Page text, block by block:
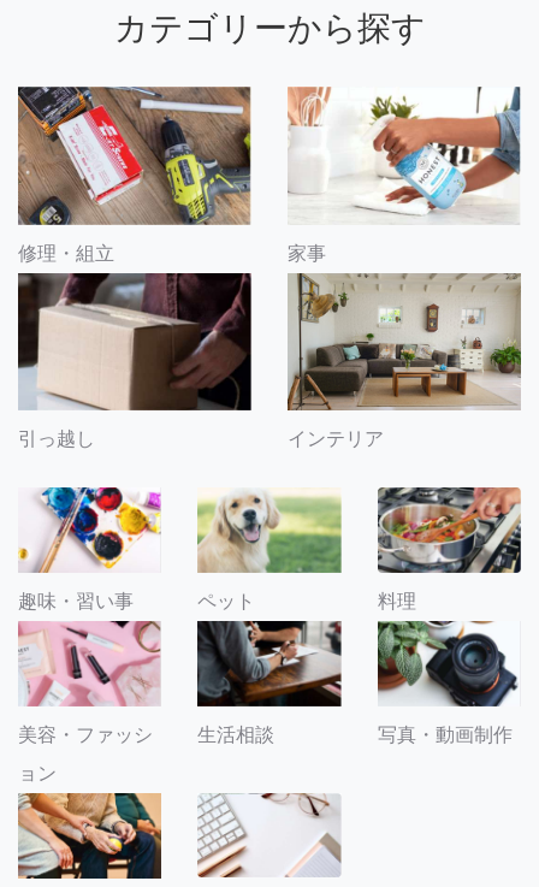
カテゴリーから探す
修理・組立 家事
引っ越し インテリア
趣味・習い事 ペット 料理
美容・ファッシ
ョン
生活相談 写真・動画制作